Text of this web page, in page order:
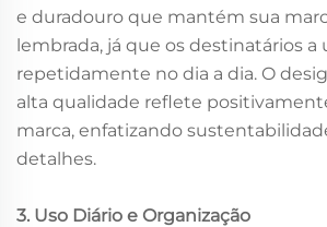
e duradouro que mantém sua
lembrada, já que os destinatários a
repetidamente no dia a dia. O
alta qualidade reflete
marca, enfatizando
detalhes.
3. Uso Diário e Organização